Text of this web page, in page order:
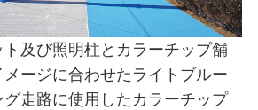
及び照明柱とカラーチップ舗
ージに合わせたライトブルー
走路に使用したカラーチップ